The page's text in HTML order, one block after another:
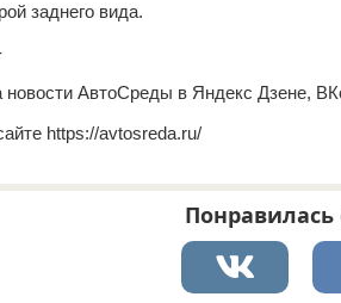
заднего вида.
новости АвтоСреды в Яндекс
https://avtosreda.ru/
Понравилась